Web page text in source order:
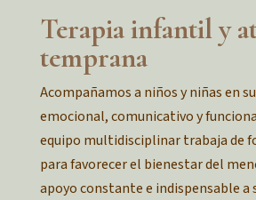
Terapia infantil y
temprana
Acompañamos a niños y niñas en
emocional, comunicativo y
equipo multidisciplinar trabaja de
para favorecer el bienestar del
apoyo constante e indispensable a